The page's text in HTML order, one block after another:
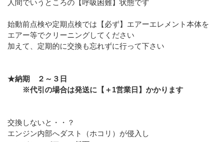
人間でいうところの【呼吸困難】状態です
始動前点検や定期点検では【必ず】エアーエレメント本体を
エアー等でクリーニングしてください
加えて、定期的に交換も忘れずに行って下さい
★納期 ２～３日
※代引の場合は発送に【＋1営業日】かかります
交換しないと・・？
エンジン内部へダスト（ホコリ）が侵入し